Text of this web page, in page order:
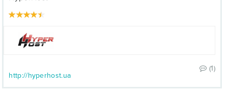
(1)
http://hyperhost.ua